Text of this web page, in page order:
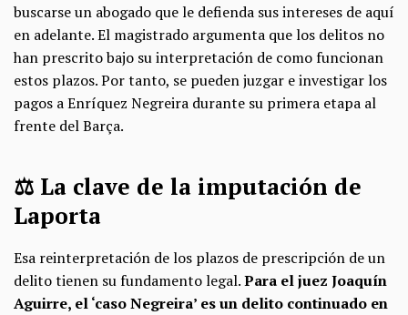
buscarse un abogado que le defienda sus intereses de aquí
en adelante. El magistrado argumenta que los delitos no
han prescrito bajo su interpretación de como funcionan
estos plazos. Por tanto, se pueden juzgar e investigar los
pagos a Enríquez Negreira durante su primera etapa al
frente del Barça.
⚖️​ La clave de la imputación de
Laporta
Esa reinterpretación de los plazos de prescripción de un
delito tienen su fundamento legal.Para el juez Joaquín
Aguirre, el ‘caso Negreira’ es un delito continuado en